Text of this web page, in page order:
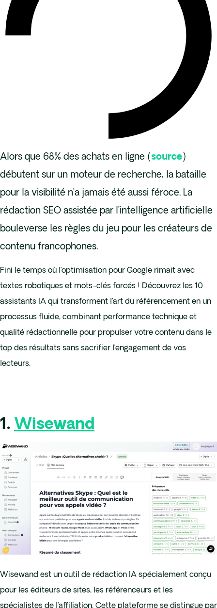
Alors que 68% des achats en ligne (source)
débutent sur un moteur de recherche, la bataille
pour la visibilité n’a jamais été aussi féroce. La
rédaction SEO assistée par l’intelligence artificielle
bouleverse les règles du jeu pour les créateurs de
contenu francophones.
Fini le temps où l’optimisation pour Google rimait avec
textes robotiques et mots-clés forcés ! Découvrez les 10
assistants IA qui transforment l’art du référencement en un
processus fluide, combinant performance technique et
qualité rédactionnelle pour propulser votre contenu dans le
top des résultats sans sacrifier l’engagement de vos
lecteurs.
1. Wisewand
Wisewand est un outil de rédaction IA spécialement conçu
pour les éditeurs de sites, les référenceurs et les
spécialistes de l’affiliation. Cette plateforme se distingue par